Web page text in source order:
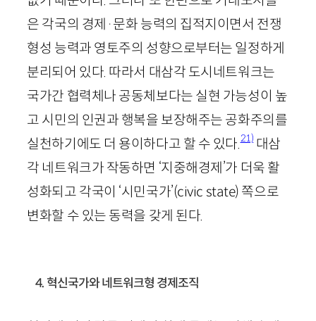
은 각국의 경제·문화 능력의 집적지이면서 전쟁
형성 능력과 영토주의 성향으로부터는 일정하게
분리되어 있다. 따라서 대삼각 도시네트워크는
국가간 협력체나 공동체보다는 실현 가능성이 높
고 시민의 인권과 행복을 보장해주는 공화주의를
실천하기에도 더 용이하다고 할 수 있다.21)대삼
각 네트워크가 작동하면 ‘지중해경제’가 더욱 활
성화되고 각국이 ‘시민국가’(civic state) 쪽으로
변화할 수 있는 동력을 갖게 된다.
4. 혁신국가와 네트워크형 경제조직